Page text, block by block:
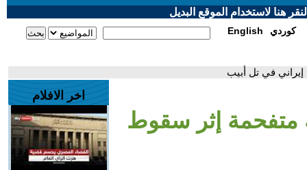
هنا لاستخدام الموقع البديل
English كوردي
في تل أبيب
متفحمة إثر سقوط
اخر الافلام